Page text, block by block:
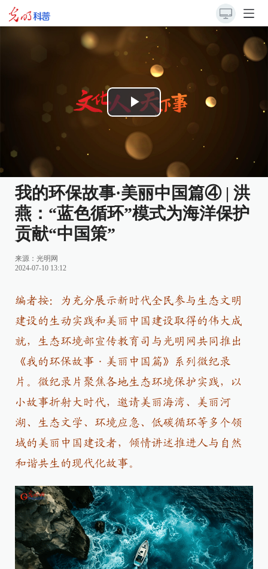
Play
Video
我的环保故事·美丽中国篇④ | 洪
燕：“蓝色循环”模式为海洋保护
贡献“中国策”
来源： 光明网
2024-07-10 13:12
编者按：为充分展示新时代全民参与生态文明
建设的生动实践和美丽中国建设取得的伟大成
就，生态环境部宣传教育司与光明网共同推出
《我的环保故事·美丽中国篇》系列微纪录
片。微纪录片聚焦各地生态环境保护实践，以
小故事折射大时代，邀请美丽海湾、美丽河
湖、生态文学、环境应急、低碳循环等多个领
域的美丽中国建设者，倾情讲述推进人与自然
和谐共生的现代化故事。